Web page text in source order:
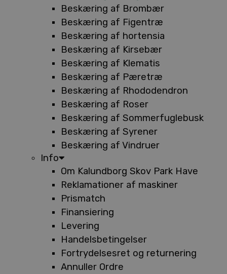
Beskæring af Brombær
Beskæring af Figentræ
Beskæring af hortensia
Beskæring af Kirsebær
Beskæring af Klematis
Beskæring af Pæretræ
Beskæring af Rhododendron
Beskæring af Roser
Beskæring af Sommerfuglebusk
Beskæring af Syrener
Beskæring af Vindruer
Info
Om Kalundborg Skov Park Have
Reklamationer af maskiner
Prismatch
Finansiering
Levering
Handelsbetingelser
Fortrydelsesret og returnering
Annuller Ordre